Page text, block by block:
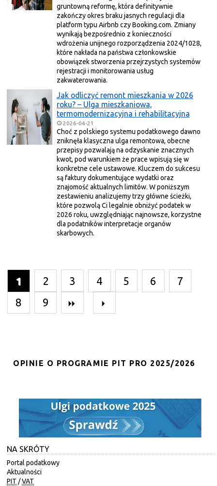
gruntowną reformę, która definitywnie
zakończy okres braku jasnych regulacji dla
platform typu Airbnb czy Booking.com. Zmiany
wynikają bezpośrednio z konieczności
wdrożenia unijnego rozporządzenia 2024/1028,
które nakłada na państwa członkowskie
obowiązek stworzenia przejrzystych systemów
rejestracji i monitorowania usług
zakwaterowania.
Jak odliczyć remont mieszkania w 2026
roku? – Ulga mieszkaniowa,
termomodernizacyjna i rehabilitacyjna
2026-04-21
Choć z polskiego systemu podatkowego dawno
zniknęła klasyczna ulga remontowa, obecne
przepisy pozwalają na odzyskanie znacznych
kwot, pod warunkiem że prace wpisują się w
konkretne cele ustawowe. Kluczem do sukcesu
są faktury dokumentujące wydatki oraz
znajomość aktualnych limitów. W poniższym
zestawieniu analizujemy trzy główne ścieżki,
które pozwolą Ci legalnie obniżyć podatek w
2026 roku, uwzględniając najnowsze, korzystne
dla podatników interpretacje organów
skarbowych.
1 2 3 4 5 6
7
8
9
OPINIE O PROGRAMIE PIT PRO 2025/2026
NA SKRÓTY
Portal podatkowy
Aktualności
PIT /VAT